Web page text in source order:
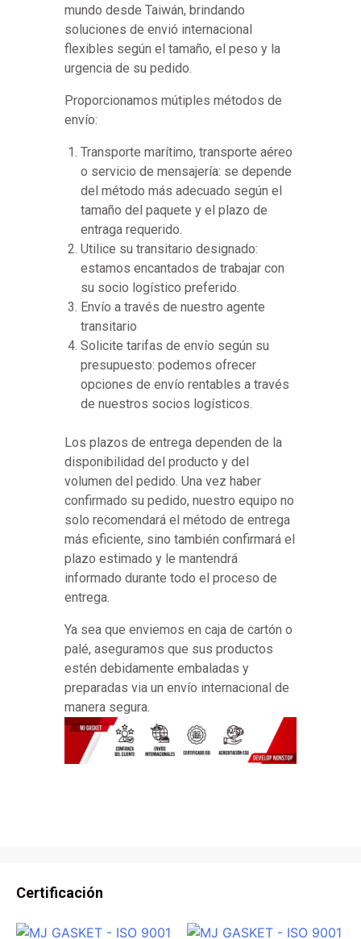
mundo desde Taiwán, brindando
soluciones de envió internacional
flexibles según el tamaño, el peso y la
urgencia de su pedido.
Proporcionamos mútiples métodos de
envío:
Transporte marítimo, transporte aéreo
o servicio de mensajería: se depende
del método más adecuado según el
tamaño del paquete y el plazo de
entraga requerido.
Utilice su transitario designado:
estamos encantados de trabajar con
su socio logístico preferido.
Envío a través de nuestro agente
transitario
Solicite tarifas de envío según su
presupuesto: podemos ofrecer
opciones de envío rentables a través
de nuestros socios logísticos.
Los plazos de entrega dependen de la
disponibilidad del producto y del
volumen del pedido. Una vez haber
confirmado su pedido, nuestro equipo no
solo recomendará el método de entrega
más eficiente, sino también confirmará el
plazo estimado y le mantendrá
informado durante todo el proceso de
entrega.
Ya sea que enviemos en caja de cartón o
palé, aseguramos que sus productos
estén debidamente embaladas y
preparadas via un envío internacional de
manera segura.
Certificación